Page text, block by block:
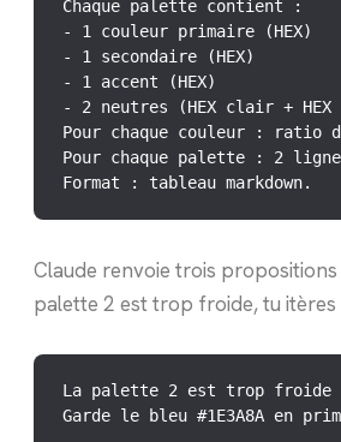
Chaque palette contient :
- 1 couleur primaire (HEX)
- 1 secondaire (HEX)
- 1 accent (HEX)
- 2 neutres (HEX clair + HEX
Pour chaque couleur : ratio
Pour chaque palette : 2
Format : tableau markdown.
Claude renvoie trois propositions
palette 2 est trop froide, tu itères
La palette 2 est trop froide
Garde le bleu #1E3A8A en